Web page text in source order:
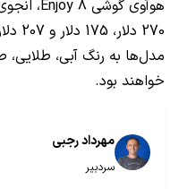
270
مدل‌ها به رنگ آبی،
خواهند بود.
مهرداد رجبی
سردبیر